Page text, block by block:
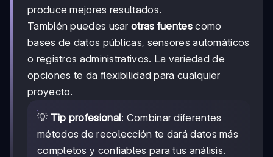
produce mejores resultados.
También puedes usar otras fuentescomo
bases de datos públicas, sensores automáticos
o registros administrativos. La variedad de
opciones te da flexibilidad para cualquier
proyecto.
💡 Tip profesional: Combinar diferentes
métodos de recolección te dará datos más
completos y confiables para tus análisis.